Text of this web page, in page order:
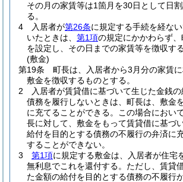
その月の家賃等は1箇月を30日として日
る。
4
入居者が第26条に規定する手続を経な
いたときは、 第1項の規定にかかわらず
を設定し、その日までの家賃等を徴収する
(敷金)
第19条
町長は、入居者から3月分の家賃
敷金を徴収するものとする。
2
入居者が賃貸借に基づいて生じた金銭
債務を履行しないときは、町長は、敷金
に充てることができる。
この場合におい
長に対して、敷金をもって賃貸借に基づ
給付を目的とする債務の不履行の弁済に
することができない。
3
第1項に規定する敷金は、入居者が住宅
無利息でこれを還付する。 ただし、賃貸
た金額の給付を目的とする債務の不履行